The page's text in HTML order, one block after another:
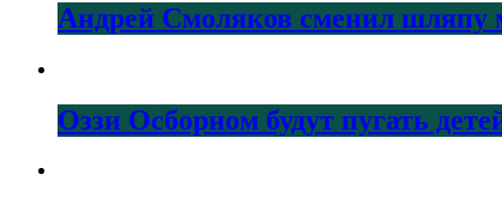
Андрей Смоляков сменил шляпу
Оззи Осборном будут пугать